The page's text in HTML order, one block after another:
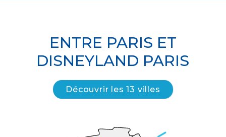
ENTRE PARIS ET
DISNEYLAND PARIS
Découvrir les 13 villes